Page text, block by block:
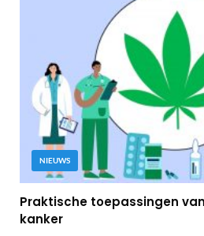
NIEUWS
Praktische toepassingen
kanker